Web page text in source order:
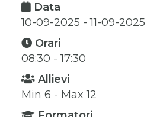
Data
10-09-2025 - 11-09-2025
Orari
08:30 - 17:30
Allievi
Min 6 - Max 12